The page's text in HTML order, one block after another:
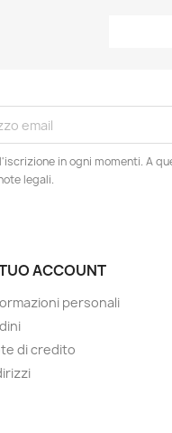
in ogni momenti. A
legali.
ACCOUNT
personali
di credito